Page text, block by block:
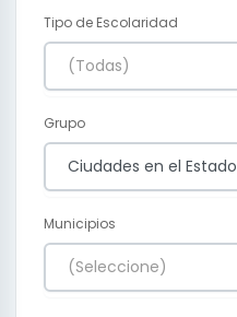
Tipo de Escolaridad
(Todas)
Grupo
Ciudades en el Estado
Municipios
(Seleccione)